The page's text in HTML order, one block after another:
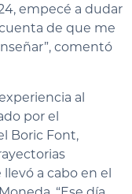
empecé a dudar
de que me
comentó
al
por el
Boric Font,
a cabo en el